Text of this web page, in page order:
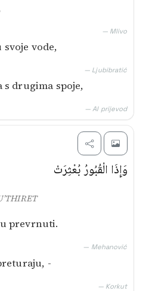
— Mlivo
svoje vode,
— Ljubibratić
s drugima spoje,
— AI prijevod
وَإِذَا الْقُبُورُ بُعْثِرَتْ
prevrnuti.
— Mehanović
-
— Korkut